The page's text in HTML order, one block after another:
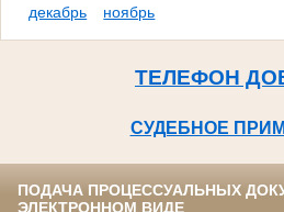
декабрь
ноябрь
ТЕЛЕФОН
СУДЕБНОЕ
ПОДАЧА ПРОЦЕССУАЛЬНЫХ
ЭЛЕКТРОННОМ ВИДЕ